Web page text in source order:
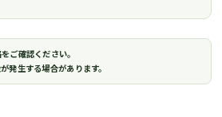
ご確認ください。
発生する場合があります。